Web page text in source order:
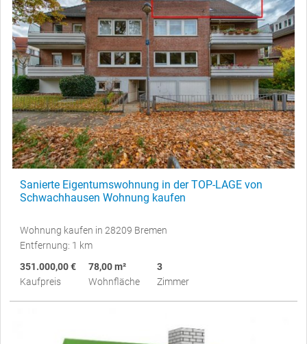
Sanierte Eigentumswohnung in der TOP-LAGE von
Schwachhausen Wohnung kaufen
Wohnung kaufen in 28209 Bremen
Entfernung: 1 km
351.000,00 €
Kaufpreis
78,00 m²
Wohnfläche
3
Zimmer